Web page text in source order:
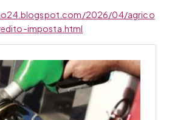
2026/04/agrico
imposta.html